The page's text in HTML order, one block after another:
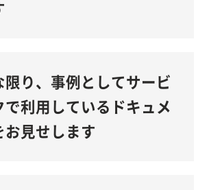
限り、事例としてサービ
で利用しているドキュメ
お見せします